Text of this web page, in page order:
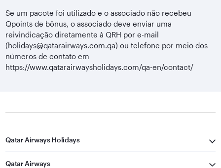
Se um pacote foi utilizado e o associado não recebeu
Qpoints de bônus, o associado deve enviar uma
reivindicação diretamente à QRH por e-mail
(holidays@qatarairways.com.qa) ou telefone por meio dos
números de contato em
https://www.qatarairwaysholidays.com/qa-en/contact/
Qatar Airways Holidays
Qatar Airways